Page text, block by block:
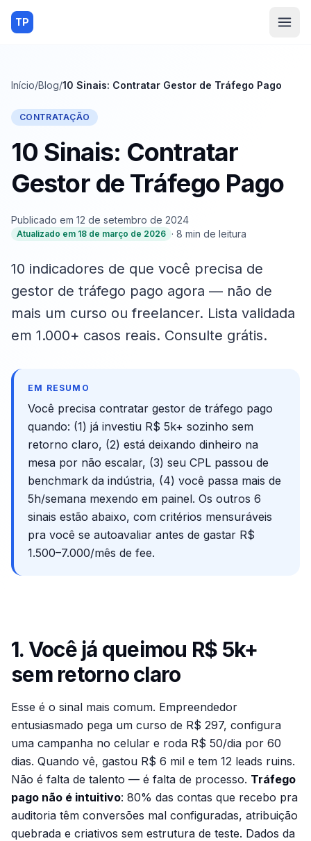
TP
Início/Blog/10 Sinais: Contratar Gestor de Tráfego Pago
CONTRATAÇÃO
10 Sinais: Contratar
Gestor de Tráfego Pago
Publicado em 12 de setembro de 2024
Atualizado em 18 de março de 2026 · 8 min de leitura
10 indicadores de que você precisa de
gestor de tráfego pago agora — não de
mais um curso ou freelancer. Lista validada
em 1.000+ casos reais. Consulte grátis.
EM RESUMO
Você precisa contratar gestor de tráfego pago
quando: (1) já investiu R$ 5k+ sozinho sem
retorno claro, (2) está deixando dinheiro na
mesa por não escalar, (3) seu CPL passou de
benchmark da indústria, (4) você passa mais de
5h/semana mexendo em painel. Os outros 6
sinais estão abaixo, com critérios mensuráveis
pra você se autoavaliar antes de gastar R$
1.500–7.000/mês de fee.
1. Você já queimou R$ 5k+
sem retorno claro
Esse é o sinal mais comum. Empreendedor
entusiasmado pega um curso de R$ 297, configura
uma campanha no celular e roda R$ 50/dia por 60
dias. Quando vê, gastou R$ 6 mil e tem 12 leads ruins.
Não é falta de talento — é falta de processo. Tráfego
pago não é intuitivo: 80% das contas que recebo pra
auditoria têm conversões mal configuradas, atribuição
quebrada e criativos sem estrutura de teste. Dados da